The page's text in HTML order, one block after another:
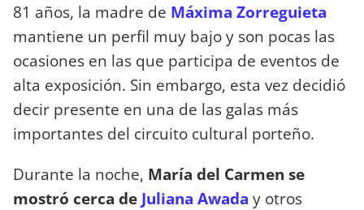
81 años, la madre de Máxima Zorreguieta
mantiene un perfil muy bajo y son pocas las
ocasiones en las que participa de eventos de
alta exposición. Sin embargo, esta vez decidió
decir presente en una de las galas más
importantes del circuito cultural porteño.
Durante la noche, María del Carmen se
mostró cerca de Juliana Awada y otros